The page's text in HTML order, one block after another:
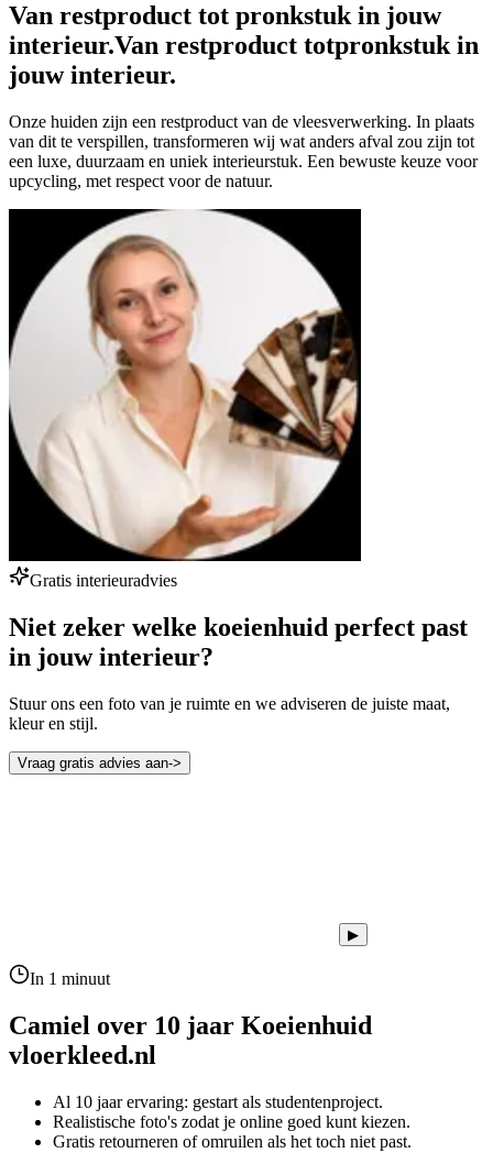
Van restproduct tot pronkstuk in jouw
interieur.Van restproduct totpronkstuk in
jouw interieur.
Onze huiden zijn een restproduct van de vleesverwerking. In plaats
van dit te verspillen, transformeren wij wat anders afval zou zijn tot
een luxe, duurzaam en uniek interieurstuk. Een bewuste keuze voor
upcycling, met respect voor de natuur.
Gratis interieuradvies
Niet zeker welke koeienhuid perfect past
in jouw interieur?
Stuur ons een foto van je ruimte en we adviseren de juiste maat,
kleur en stijl.
Vraag gratis advies aan->
▶
In 1 minuut
Camiel over 10 jaar Koeienhuid
vloerkleed.nl
Al 10 jaar ervaring: gestart als studentenproject.
Realistische foto's zodat je online goed kunt kiezen.
Gratis retourneren of omruilen als het toch niet past.